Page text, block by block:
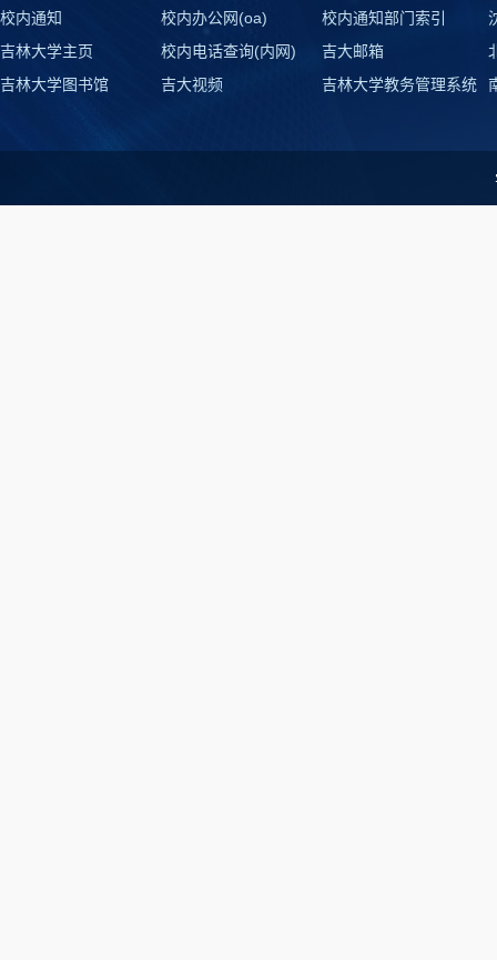
校内通知 校内办公网(oa)
校内通知部门索引
吉林大学主页
校内电话查询(内网)
吉大邮箱
吉林大学图书馆
吉大视频 吉林大学教务管理系统